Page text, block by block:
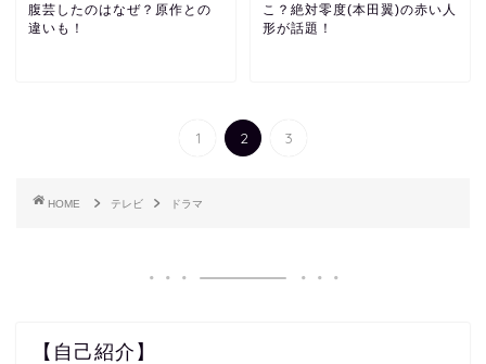
腹芸したのはなぜ？原作との
違いも！
こ？絶対零度(本田翼)の赤い人
形が話題！
1 2 3
HOME テレビ ドラマ
【自己紹介】